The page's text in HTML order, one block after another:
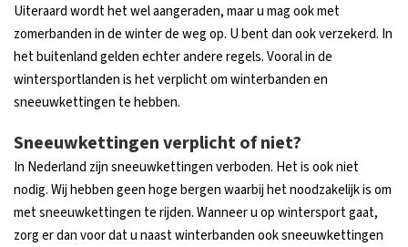
Uiteraard wordt het wel aangeraden, maar u mag ook met
zomerbanden in de winter de weg op. U bent dan ook verzekerd. In
het buitenland gelden echter andere regels. Vooral in de
wintersportlanden is het verplicht om winterbanden en
sneeuwkettingen te hebben.
Sneeuwkettingen verplicht of niet?
In Nederland zijn sneeuwkettingen verboden. Het is ook niet
nodig. Wij hebben geen hoge bergen waarbij het noodzakelijk is om
met sneeuwkettingen te rijden. Wanneer u op wintersport gaat,
zorg er dan voor dat u naast winterbanden ook sneeuwkettingen